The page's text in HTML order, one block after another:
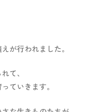
が行われました。
て、
ていきます。